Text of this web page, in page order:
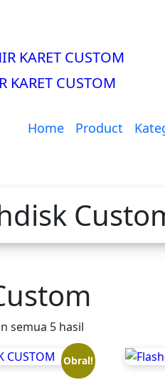
Home Product
semua 5 hasil
Obral!